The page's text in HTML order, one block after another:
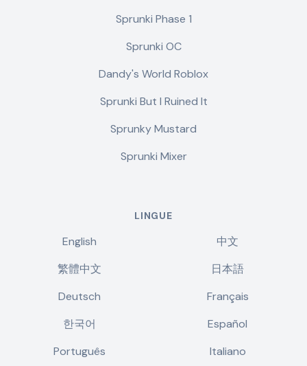
Sprunki Phase 1
Sprunki OC
Dandy's World Roblox
Sprunki But I Ruined It
Sprunky Mustard
Sprunki Mixer
LINGUE
English
中文
繁體中文
日本語
Deutsch
Français
한국어
Español
Português
Italiano